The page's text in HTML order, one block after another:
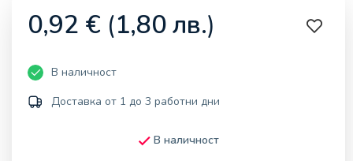
0,92 € (1,80лв.)
В наличност
Доставка от 1 до 3 работни дни
В наличност